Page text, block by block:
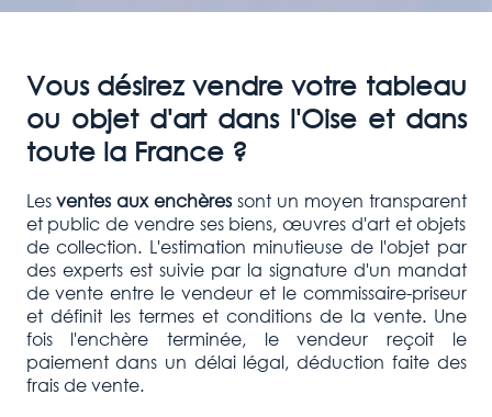
Vous désirez vendre votre tableau
ou objet d'art dans l'Oise et dans
toute la France ?
Lesventes aux enchères sont un moyen transparent
et public de vendre ses biens, œuvres d'art et objets
de collection. L'estimation minutieuse de l'objet par
des experts est suivie par la signature d'un mandat
de vente entre le vendeur et le commissaire-priseur
et définit les termes et conditions de la vente. Une
fois l'enchère terminée, le vendeur reçoit le
paiement dans un délai légal, déduction faite des
frais de vente.